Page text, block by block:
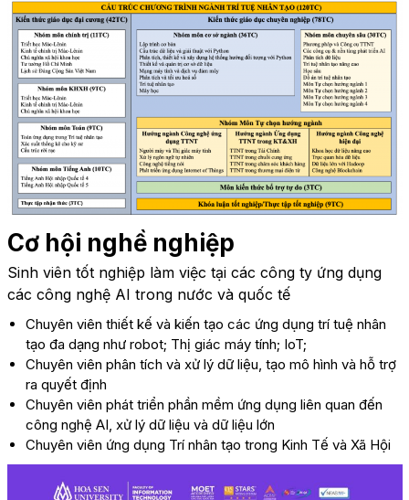
Cơ hội nghề nghiệp
Sinh viên tốt nghiệp làm việc tại các công ty ứng dụng
các công nghệ AI trong nước và quốc tế
Chuyên viên thiết kế và kiến tạo các ứng dụng trí tuệ nhân
tạo đa dạng như robot; Thị giác máy tính; IoT;
Chuyên viên phân tích và xử lý dữ liệu, tạo mô hình và hỗ trợ
ra quyết định
Chuyên viên phát triển phần mềm ứng dụng liên quan đến
công nghệ AI, xử lý dữ liệu và dữ liệu lớn
Chuyên viên ứng dụng Trí nhân tạo trong Kinh Tế và Xã Hội